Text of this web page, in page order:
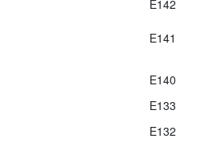
E142
E141
E140
E133
E132